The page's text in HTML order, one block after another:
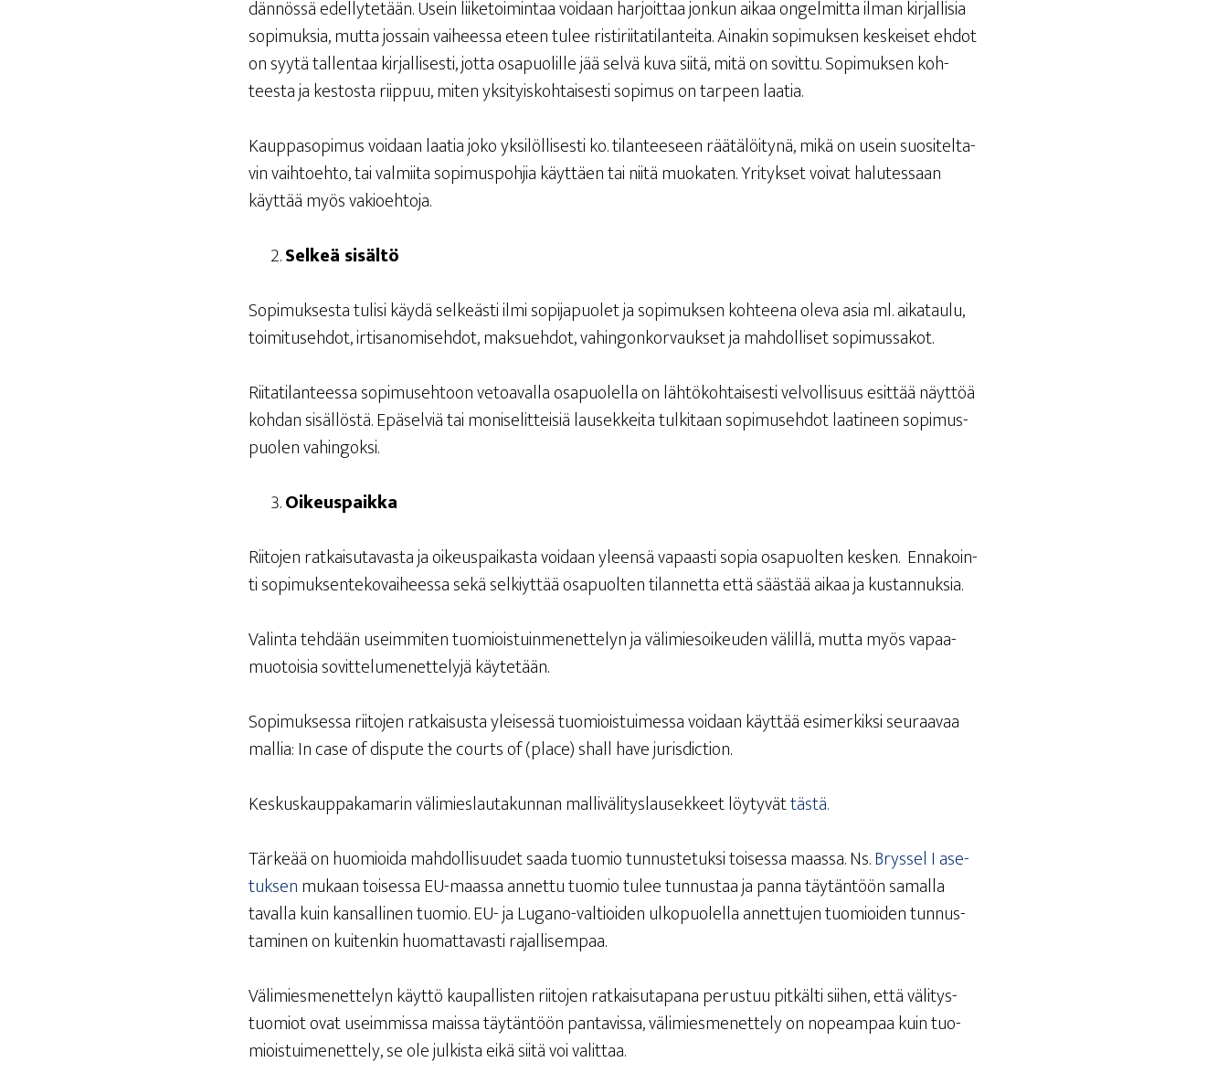
dän­nös­sä edel­ly­te­tään. Usein lii­ke­toi­min­taa voi­daan har­joit­taa jon­kun aikaa ongel­mit­ta ilman kir­jal­li­sia
sopi­muk­sia, mut­ta jos­sain vai­hees­sa eteen tulee ris­ti­rii­ta­ti­lan­tei­ta. Aina­kin sopi­muk­sen kes­kei­set ehdot
on syy­tä tal­len­taa kir­jal­li­ses­ti, jot­ta osa­puo­lil­le jää sel­vä kuva sii­tä, mitä on sovit­tu. Sopi­muk­sen koh­
tees­ta ja kes­tos­ta riip­puu, miten yksi­tyis­koh­tai­ses­ti sopi­mus on tar­peen laatia.
Kaup­pa­so­pi­mus voi­daan laa­tia joko yksi­löl­li­ses­ti ko. tilan­tee­seen rää­tä­löi­ty­nä, mikä on usein suo­si­tel­ta­
vin vaih­toeh­to, tai val­mii­ta sopi­mus­poh­jia käyt­täen tai nii­tä muo­ka­ten. Yri­tyk­set voi­vat halu­tes­saan
käyt­tää myös vakioehtoja.
Sel­keä sisältö
Sopi­muk­ses­ta tuli­si käy­dä sel­keäs­ti ilmi sopi­ja­puo­let ja sopi­muk­sen koh­tee­na ole­va asia ml. aika­tau­lu,
toi­mi­tuseh­dot, irti­sa­no­mi­seh­dot, mak­sueh­dot, vahin­gon­kor­vauk­set ja mah­dol­li­set sopimussakot.
Rii­ta­ti­lan­tees­sa sopi­museh­toon vetoa­val­la osa­puo­lel­la on läh­tö­koh­tai­ses­ti vel­vol­li­suus esit­tää näyt­töä
koh­dan sisäl­lös­tä. Epä­sel­viä tai moni­se­lit­tei­siä lausek­kei­ta tul­ki­taan sopi­museh­dot laa­ti­neen sopi­mus­
puo­len vahingoksi.
Oikeus­paik­ka
Rii­to­jen rat­kai­su­ta­vas­ta ja oikeus­pai­kas­ta voi­daan yleen­sä vapaas­ti sopia osa­puol­ten kes­ken. Enna­koin­
ti sopi­muk­sen­te­ko­vai­hees­sa sekä sel­kiyt­tää osa­puol­ten tilan­net­ta että sääs­tää aikaa ja kustannuksia.
Valin­ta teh­dään useim­mi­ten tuo­miois­tuin­me­net­te­lyn ja väli­mie­soi­keu­den välil­lä, mut­ta myös vapaa­
muo­toi­sia sovit­te­lu­me­net­te­ly­jä käytetään.
Sopi­muk­ses­sa rii­to­jen rat­kai­sus­ta ylei­ses­sä tuo­miois­tui­mes­sa voi­daan käyt­tää esi­mer­kik­si seu­raa­vaa
mal­lia: In case of dis­pu­te the courts of (place) shall have jurisdiction.
Kes­kus­kaup­pa­ka­ma­rin väli­mies­lau­ta­kun­nan mal­li­vä­li­tys­lausek­keet löy­ty­vättäs­tä.
Tär­ke­ää on huo­mioi­da mah­dol­li­suu­det saa­da tuo­mio tun­nus­te­tuk­si toi­ses­sa maas­sa. Ns.Brys­sel I ase­
tuk­senmukaan toi­ses­sa EU-maas­sa annet­tu tuo­mio tulee tun­nus­taa ja pan­na täy­tän­töön samal­la
taval­la kuin kan­sal­li­nen tuo­mio. EU- ja Luga­no-val­tioi­den ulko­puo­lel­la annet­tu­jen tuo­mioi­den tun­nus­
ta­mi­nen on kui­ten­kin huo­mat­ta­vas­ti rajallisempaa.
Väli­mies­me­net­te­lyn käyt­tö kau­pal­lis­ten rii­to­jen rat­kai­su­ta­pa­na perus­tuu pit­käl­ti sii­hen, että väli­tys­
tuo­miot ovat useim­mis­sa mais­sa täy­tän­töön pan­ta­vis­sa, väli­mies­me­net­te­ly on nopeam­paa kuin tuo­
miois­tui­me­net­te­ly, se ole jul­kis­ta eikä sii­tä voi valittaa.